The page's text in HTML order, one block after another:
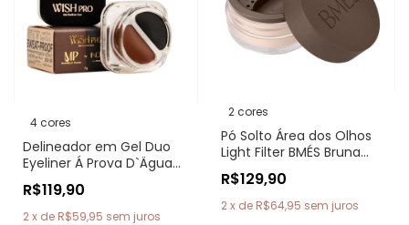
4 cores
Delineador em Gel Duo
Eyeliner Á Prova D`Ägua
Michelly Palma
R$119,90
2x de R$59,95 sem juros
2 cores
Pó Solto Área dos Olhos
Light Filter BMÉS Bruna
Malheiros
R$129,90
2 x de R$64,95 sem juros